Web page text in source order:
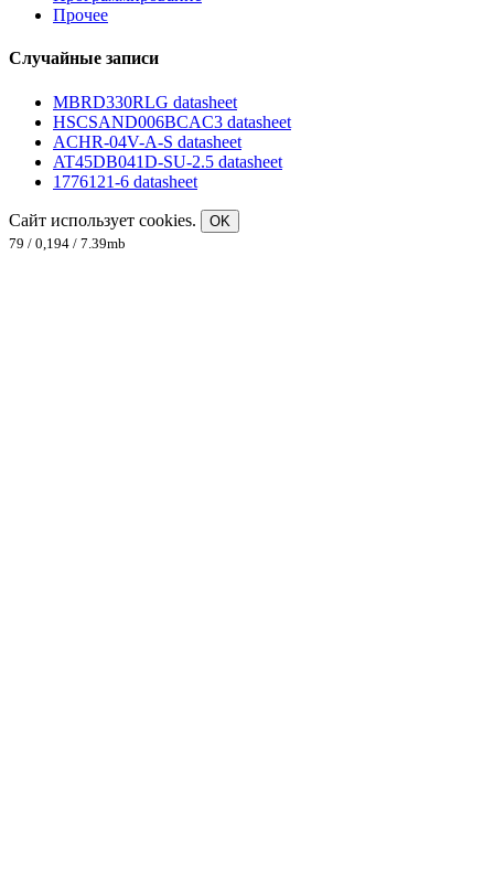
Прочее
Случайные записи
MBRD330RLG datasheet
HSCSAND006BCAC3 datasheet
ACHR-04V-A-S datasheet
AT45DB041D-SU-2.5 datasheet
1776121-6 datasheet
Сайт использует cookies.
OK
79 / 0,194 / 7.39mb